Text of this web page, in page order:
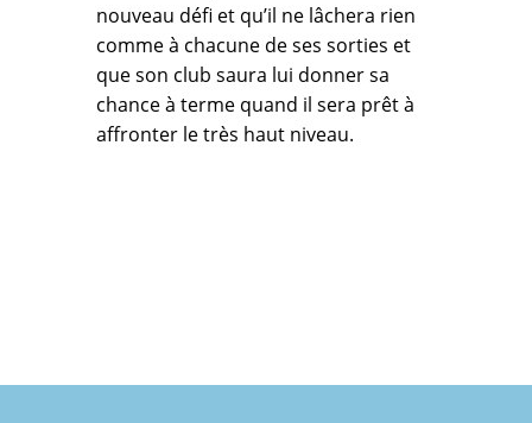
nouveau défi et qu’il ne lâchera rien
comme à chacune de ses sorties et
que son club saura lui donner sa
chance à terme quand il sera prêt à
affronter le très haut niveau.